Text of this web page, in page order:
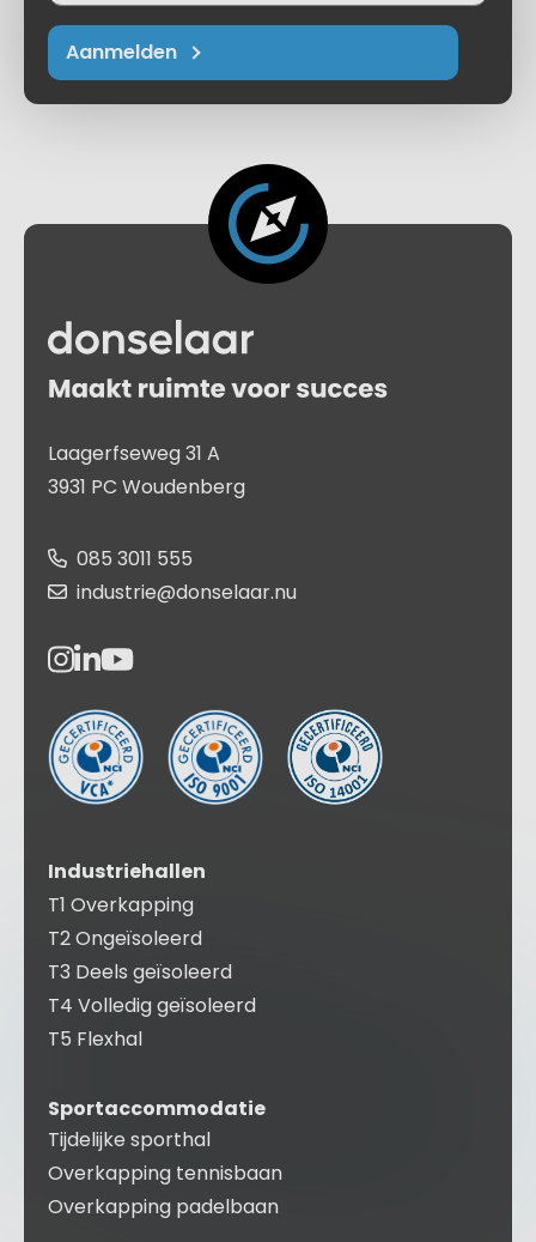
Aanmelden
Laagerfseweg 31 A
3931 PC Woudenberg
085 3011 555
industrie@donselaar.nu
Industriehallen
T1 Overkapping
T2 Ongeïsoleerd
T3 Deels geïsoleerd
T4 Volledig geïsoleerd
T5 Flexhal
Sportaccommodatie
Tijdelijke sporthal
Overkapping tennisbaan
Overkapping padelbaan